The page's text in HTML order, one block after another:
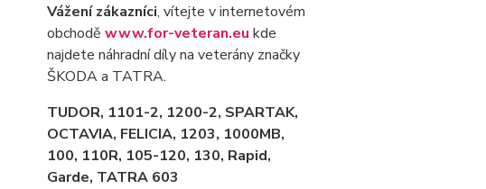
Vážení zákazníci, vítejte v internetovém
obchodě www.for-veteran.eu kde
najdete náhradní díly na veterány značky
ŠKODA a TATRA.
TUDOR, 1101-2, 1200-2, SPARTAK,
OCTAVIA, FELICIA, 1203, 1000MB,
100, 110R, 105-120, 130, Rapid,
Garde, TATRA 603